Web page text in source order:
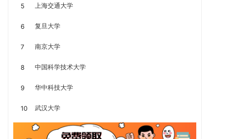
5 上海交通大学
6 复旦大学
7 南京大学
8 中国科学技术大学
9 华中科技大学
10 武汉大学